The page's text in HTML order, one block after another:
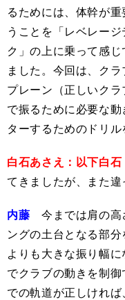
るためには、体幹が重
うことを「レベレージ
ク」の上に乗って感じ
ました。今回は、クラ
プレーン（正しいクラ
で振るために必要な動
ターするためのドリル
白石あさえ：以下白石
てきましたが、また
内藤 今までは肩の高
ングの土台となる部
よりも大きな振り幅
でクラブの動きを制
での軌道が正しけれ